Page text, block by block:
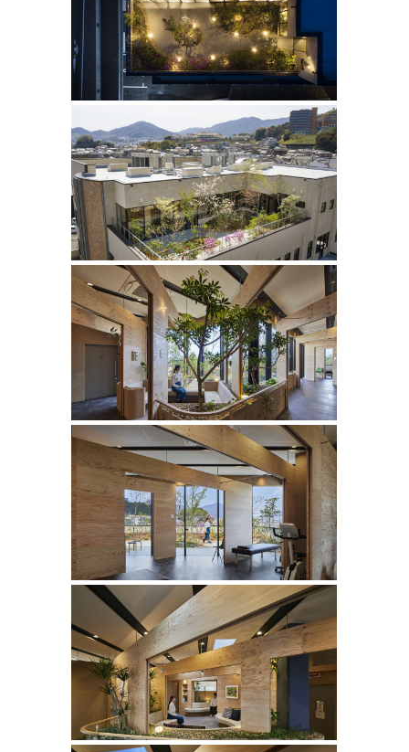
佐々木医院整形外科 spine clinic
completion date : 2019
principal use :clinic
building site : Hiroshima